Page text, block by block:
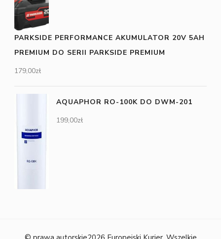
PARKSIDE PERFORMANCE AKUMULATOR 20V 5AH
PREMIUM DO SERII PARKSIDE PREMIUM
179,00zł
AQUAPHOR RO-100K DO DWM-201
199,00zł